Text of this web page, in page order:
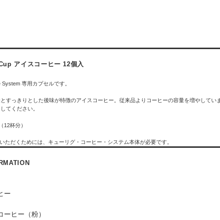
アイスコーヒー 12個入
専用カプセルです。
すっきりとした後味が特徴のアイスコーヒー。従来品よりコーヒーの容量を増やして
てください。
12杯分）
ただくためには、キューリグ・コーヒー・システム本体が必要です。
ー
ーヒー（粉）